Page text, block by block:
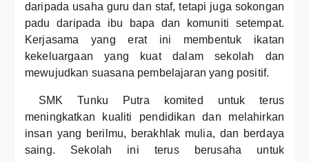
daripada usaha guru dan staf, tetapi juga sokongan
padu daripada ibu bapa dan komuniti setempat.
Kerjasama yang erat ini membentuk ikatan
kekeluargaan yang kuat dalam sekolah dan
mewujudkan suasana pembelajaran yang positif.
SMK Tunku Putra komited untuk terus
meningkatkan kualiti pendidikan dan melahirkan
insan yang berilmu, berakhlak mulia, dan berdaya
saing. Sekolah ini terus berusaha untuk